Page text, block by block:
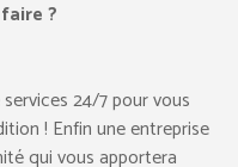
?
24/7 pour vous
! Enfin une entreprise
qui vous apportera